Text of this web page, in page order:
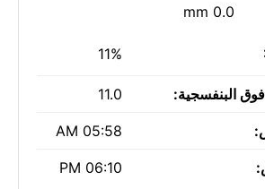
0.0 mm
11%
البنفسجية: 11.0
05:58 AM
06:10 PM